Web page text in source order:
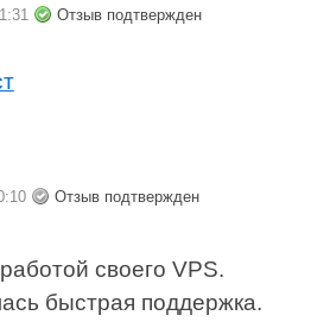
Отзыв подтвержден
Отзыв подтвержден
своего VPS.
быстрая поддержка.